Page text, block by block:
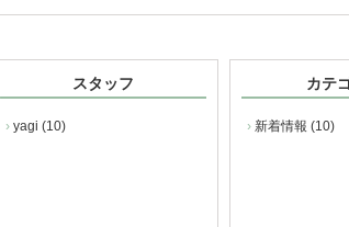
スタッフ
yagi (10)
カテ
新着情報 (10)